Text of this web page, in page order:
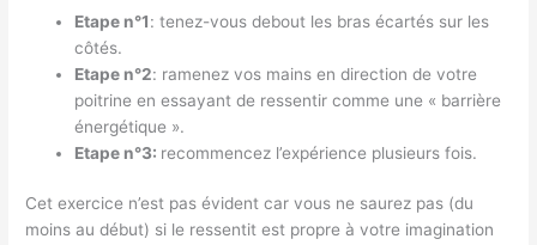
Etape n°1: tenez-vous debout les bras écartés sur les
côtés.
Etape n°2: ramenez vos mains en direction de votre
poitrine en essayant de ressentir comme une « barrière
énergétique ».
Etape n°3: recommencez l’expérience plusieurs fois.
Cet exercice n’est pas évident car vous ne saurez pas (du
moins au début) si le ressentit est propre à votre imagination